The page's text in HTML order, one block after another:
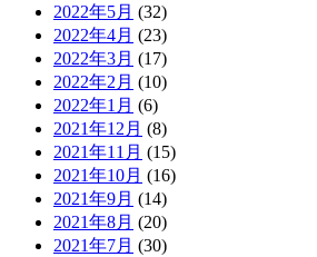
2022年5月 (32)
2022年4月 (23)
2022年3月 (17)
2022年2月 (10)
2022年1月 (6)
2021年12月 (8)
2021年11月 (15)
2021年10月 (16)
2021年9月 (14)
2021年8月 (20)
2021年7月 (30)